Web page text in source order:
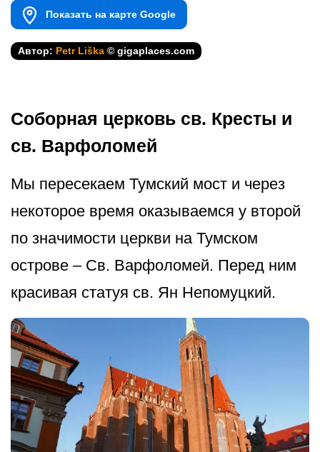
Показать на карте Google
Автор: Petr Liška © gigaplaces.com
Соборная церковь св. Кресты и
св. Варфоломей
Мы пересекаем Тумский мост и через
некоторое время оказываемся у второй
по значимости церкви на Тумском
острове – Св. Варфоломей. Перед ним
красивая статуя св. Ян Непомуцкий.